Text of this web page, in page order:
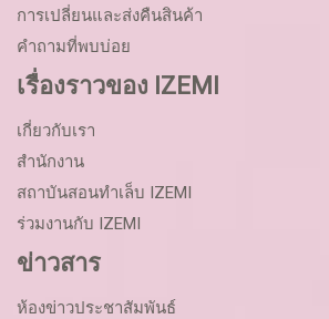
การเปลี่ยนและส่งคืนสินค้า
คำถามที่พบบ่อย
เรื่องราวของ IZEMI
เกี่ยวกับเรา
สำนักงาน
สถาบันสอนทำเล็บ IZEMI
ร่วมงานกับ IZEMI
ข่าวสาร
ห้องข่าวประชาสัมพันธ์